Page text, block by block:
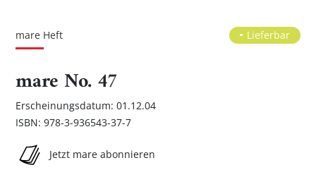
Bildgalerie
mare Heft Lieferbar
mare No. 47
Erscheinungsdatum: 01.12.04
ISBN: 978-3-936543-37-7
Jetzt mare abonnieren